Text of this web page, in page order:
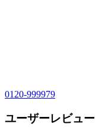
0120-999979
ユーザーレビュー